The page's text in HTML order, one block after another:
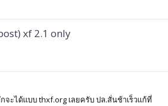
xf 2.1 only
ะได้แบบ thxf.org เลยครับ ปล.สั่นช้าเร็วแก้ที่